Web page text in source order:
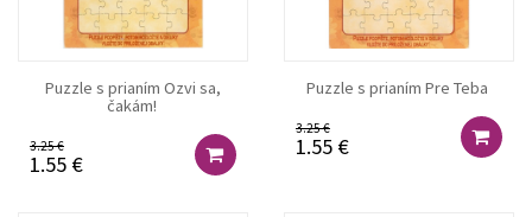
Puzzle s prianím Ozvi sa,
čakám!
3.25 €
1.55 €
Puzzle s prianím Pre Teba
3.25 €
1.55 €